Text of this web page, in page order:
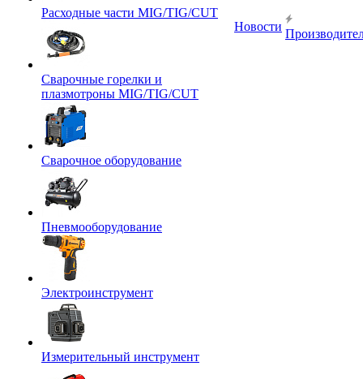
Расходные части MIG/TIG/CUT
Сварочные горелки и
плазмотроны MIG/TIG/CUT
Сварочное оборудование
Пневмооборудование
Электроинструмент
Измерительный инструмент
Новости